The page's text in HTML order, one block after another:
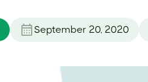
September 20, 2020